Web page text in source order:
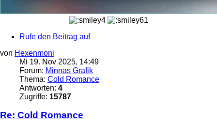
Rufe den Beitrag auf
von Hexenmoni
Mi 19. Nov 2025, 14:49
Forum: Minnas Grafik
Thema: Cold Romance
Antworten: 4
Zugriffe: 15787
Re: Cold Romance